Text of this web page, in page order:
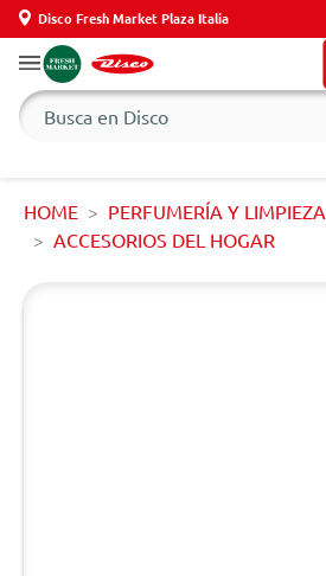
Disco Fresh Market Plaza Italia
HOME PERFUMERÍA Y LIMPIEZA
ACCESORIOS DEL HOGAR